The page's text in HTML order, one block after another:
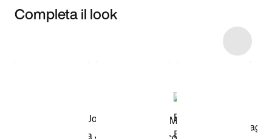
Completa il look